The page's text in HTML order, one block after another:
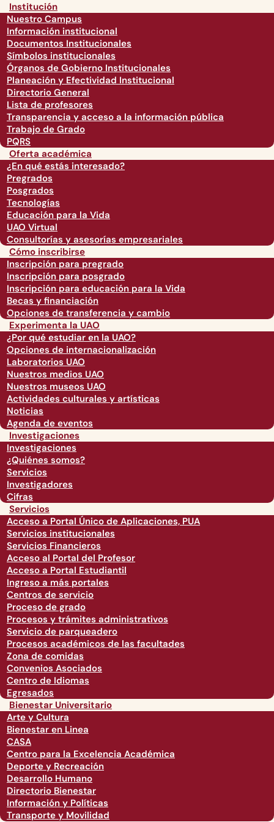
Institución
Nuestro Campus
Información institucional
Documentos Institucionales
Símbolos institucionales
Órganos de Gobierno Institucionales
Planeación y Efectividad Institucional
Directorio General
Lista de profesores
Transparencia y acceso a la información pública
Trabajo de Grado
PQRS
Oferta académica
¿En qué estás interesado?
Pregrados
Posgrados
Tecnologías
Educación para la Vida
UAO Virtual
Consultorías y asesorías empresariales
Cómo inscribirse
Inscripción para pregrado
Inscripción para posgrado
Inscripción para educación para la Vida
Becas y financiación
Opciones de transferencia y cambio
Experimenta la UAO
¿Por qué estudiar en la UAO?
Opciones de internacionalización
Laboratorios UAO
Nuestros medios UAO
Nuestros museos UAO
Actividades culturales y artísticas
Noticias
Agenda de eventos
Investigaciones
Investigaciones
¿Quiénes somos?
Servicios
Investigadores
Cifras
Servicios
Acceso a Portal Único de Aplicaciones, PUA
Servicios institucionales
Servicios Financieros
Acceso al Portal del Profesor
Acceso a Portal Estudiantil
Ingreso a más portales
Centros de servicio
Proceso de grado
Procesos y trámites administrativos
Servicio de parqueadero
Procesos académicos de las facultades
Zona de comidas
Convenios Asociados
Centro de Idiomas
Egresados
Bienestar Universitario
Arte y Cultura
Bienestar en Linea
CASA
Centro para la Excelencia Académica
Deporte y Recreación
Desarrollo Humano
Directorio Bienestar
Información y Políticas
Transporte y Movilidad